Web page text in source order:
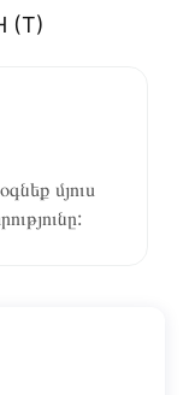
(T)
մյուս